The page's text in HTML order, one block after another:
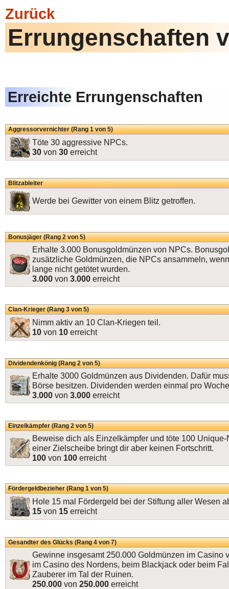
Zurück
Errungenschaften
Erreichte Errungenschaften
Aggressorvernichter (Rang 1 von 5)
Töte 30 aggressive NPCs.
30 von 30 erreicht
Blitzableiter
Werde bei Gewitter von einem Blitz getroffen.
Bonusjäger (Rang 2 von 5)
Erhalte 3.000 Bonusgoldmünzen von NPCs.
zusätzliche Goldmünzen, die NPCs ansammeln,
lange nicht getötet wurden.
3.000 von 3.000 erreicht
Clan-Krieger (Rang 3 von 5)
Nimm aktiv an 10 Clan-Kriegen teil.
10 von 10 erreicht
Dividendenkönig (Rang 2 von 5)
Erhalte 3000 Goldmünzen aus Dividenden. Dafür
Börse besitzen. Dividenden werden einmal pro
3.000 von 3.000 erreicht
Einzelkämpfer (Rang 2 von 5)
Beweise dich als Einzelkämpfer und töte 100
einer Zielscheibe bringt dir aber keinen Fortschritt.
100 von 100 erreicht
Fördergeldbezieher (Rang 1 von 5)
Hole 15 mal Fördergeld bei der Stiftung aller Wesen
15 von 15 erreicht
Gesandter des Glücks (Rang 4 von 7)
Gewinne insgesamt 250.000 Goldmünzen im Casino
im Casino des Nordens, beim Blackjack oder beim
Zauberer im Tal der Ruinen.
250.000 von 250.000 erreicht